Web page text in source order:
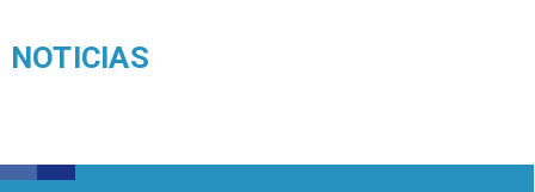
NOTICIAS